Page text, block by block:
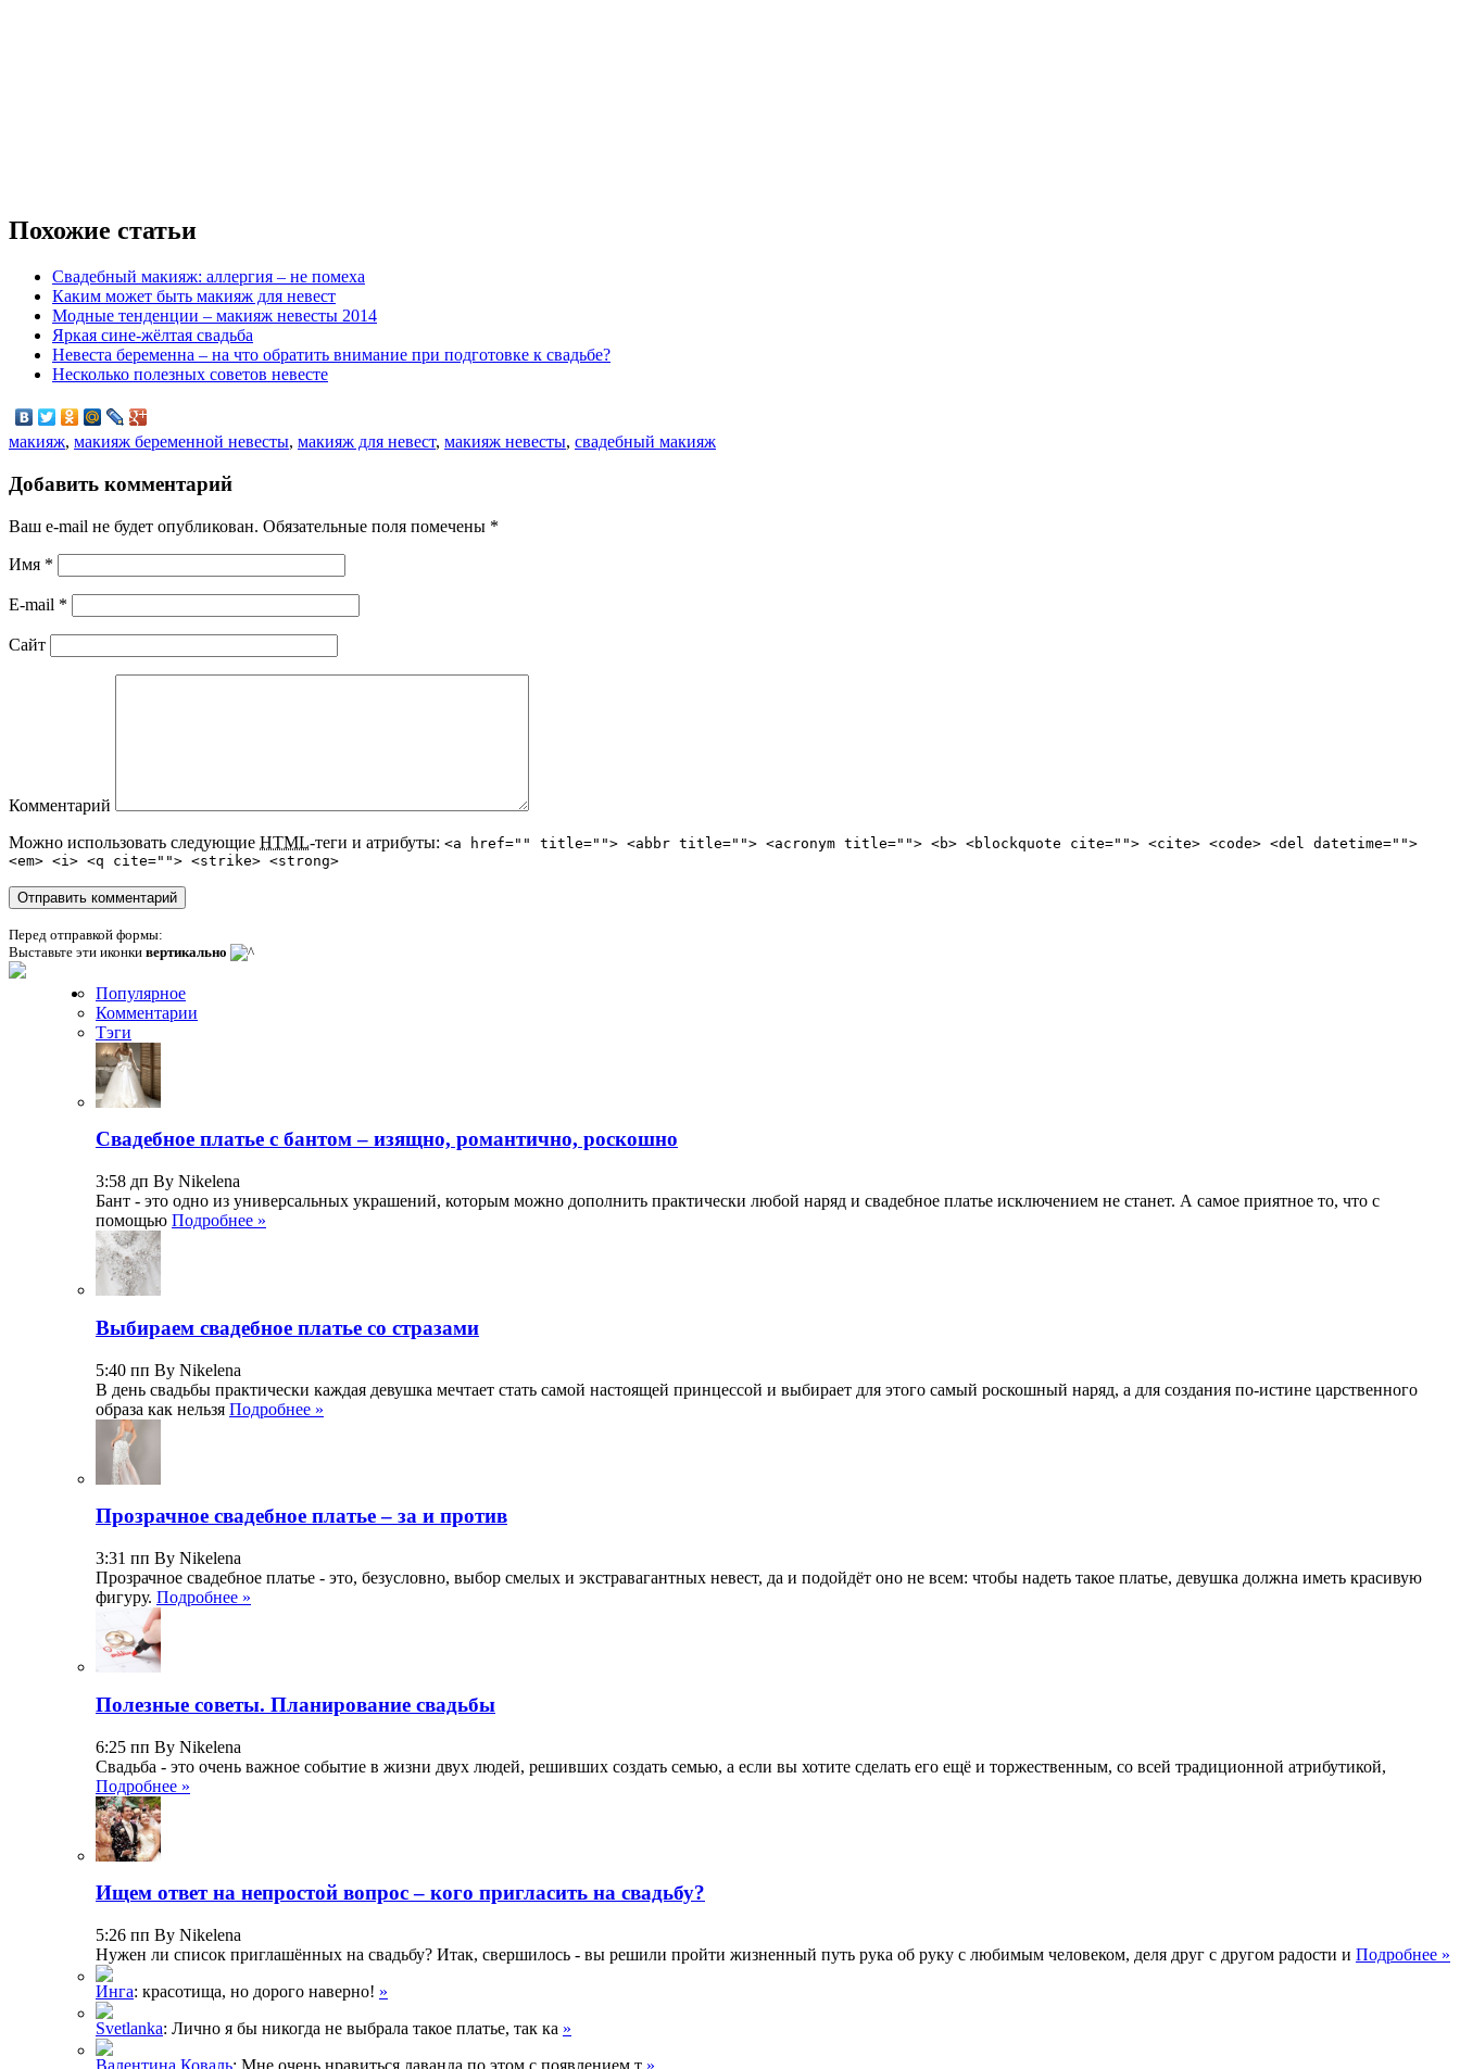
Похожие статьи
Свадебный макияж: аллергия – не помеха
Каким может быть макияж для невест
Модные тенденции – макияж невесты 2014
Яркая сине-жёлтая свадьба
Невеста беременна – на что обратить внимание при подготовке к свадьбе?
Несколько полезных советов невесте
макияж, макияж беременной невесты, макияж для невест, макияж невесты, свадебный макияж
Добавить комментарий
Ваш e-mail не будет опубликован. Обязательные поля помечены *
Имя *
E-mail *
Сайт
Комментарий
Можно использовать следующие HTML-теги и атрибуты: <a href="" title=""> <abbr title=""> <acronym title=""> <b> <blockquote cite=""> <cite> <code> <del datetime="">
<em> <i> <q cite=""> <strike> <strong>
Перед отправкой формы:
Выставьте эти иконки вертикально
Популярное
Комментарии
Тэги
Свадебное платье с бантом – изящно, романтично, роскошно
3:58 дп By Nikelena
Бант - это одно из универсальных украшений, которым можно дополнить практически любой наряд и свадебное платье исключением не станет. А самое приятное то, что с
помощью Подробнее »
Выбираем свадебное платье со стразами
5:40 пп By Nikelena
В день свадьбы практически каждая девушка мечтает стать самой настоящей принцессой и выбирает для этого самый роскошный наряд, а для создания по-истине царственного
образа как нельзя Подробнее »
Прозрачное свадебное платье – за и против
3:31 пп By Nikelena
Прозрачное свадебное платье - это, безусловно, выбор смелых и экстравагантных невест, да и подойдёт оно не всем: чтобы надеть такое платье, девушка должна иметь красивую
фигуру. Подробнее »
Полезные советы. Планирование свадьбы
6:25 пп By Nikelena
Свадьба - это очень важное событие в жизни двух людей, решивших создать семью, а если вы хотите сделать его ещё и торжественным, со всей традиционной атрибутикой,
Подробнее »
Ищем ответ на непростой вопрос – кого пригласить на свадьбу?
5:26 пп By Nikelena
Нужен ли список приглашённых на свадьбу? Итак, свершилось - вы решили пройти жизненный путь рука об руку с любимым человеком, деля друг с другом радости и Подробнее »
Инга: красотища, но дорого наверно! »
Svetlanka: Лично я бы никогда не выбрала такое платье, так ка »
Валентина Коваль: Мне очень нравиться лаванда по этом с появлением т »